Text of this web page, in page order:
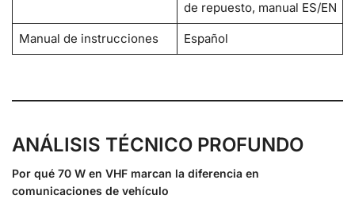
de repuesto, manual ES/EN
Manual de instrucciones Español
ANÁLISIS TÉCNICO PROFUNDO
Por qué 70 W en VHF marcan la diferencia en
comunicaciones de vehículo